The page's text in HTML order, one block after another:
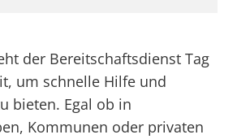
der Bereitschaftsdienst Tag
um schnelle Hilfe und
bieten. Egal ob in
Kommunen oder privaten